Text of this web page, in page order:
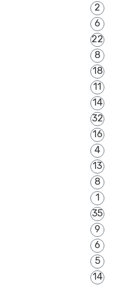
2
6
22
8
18
11
14
32
16
4
13
8
1
35
9
6
5
14